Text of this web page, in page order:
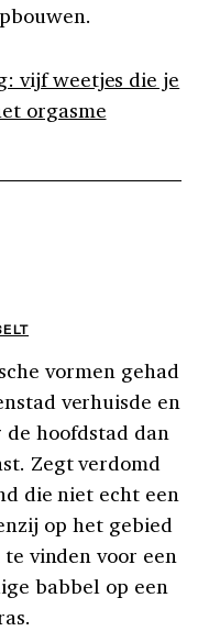
vijf weetjes die je
orgasme
vormen gehad
verhuisde en
hoofdstad dan
Zegt verdomd
die niet echt een
op het gebied
vinden voor een
babbel op een